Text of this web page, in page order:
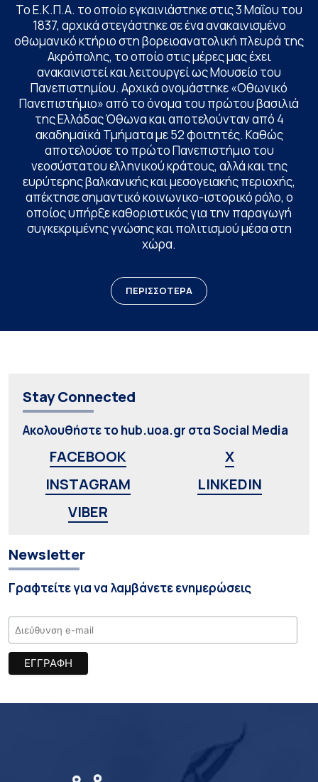
Το Ε.Κ.Π.Α. το οποίο εγκαινιάστηκε στις 3 Μαΐου του
1837, αρχικά στεγάστηκε σε ένα ανακαινισμένο
οθωμανικό κτήριο στη βορειοανατολική πλευρά της
Ακρόπολης, το οποίο στις μέρες μας έχει
ανακαινιστεί και λειτουργεί ως Μουσείο του
Πανεπιστημίου. Αρχικά ονομάστηκε «Οθωνικό
Πανεπιστήμιο» από το όνομα του πρώτου βασιλιά
της Ελλάδας Όθωνα και αποτελούνταν από 4
ακαδημαϊκά Τμήματα με 52 φοιτητές. Καθώς
αποτελούσε το πρώτο Πανεπιστήμιο του
νεοσύστατου ελληνικού κράτους, αλλά και της
ευρύτερης βαλκανικής και μεσογειακής περιοχής,
απέκτησε σημαντικό κοινωνικο-ιστορικό ρόλο, ο
οποίος υπήρξε καθοριστικός για την παραγωγή
συγκεκριμένης γνώσης και πολιτισμού μέσα στη
χώρα.
ΠΕΡΙΣΣΟΤΕΡΑ
Stay Connected
Ακολουθήστε το hub.uoa.gr στα Social Media
FACEBOOK
X
INSTAGRAM
LINKEDIN
VIBER
Newsletter
Γραφτείτε για να λαμβάνετε ενημερώσεις